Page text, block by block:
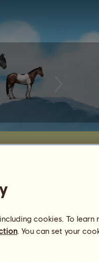
cookies. To learn
. You can set your